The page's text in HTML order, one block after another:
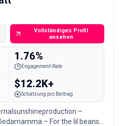
Vollständiges Profil
ansehen
1.76%
Engagement-Rate
$12.2K+
Schätzung pro Beitrag
–
– For the lil beans